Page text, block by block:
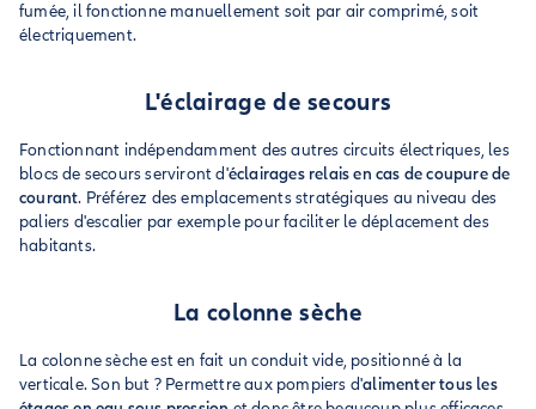
fumée, il fonctionne manuellement soit par air comprimé, soit
électriquement.
L'éclairage de secours
Fonctionnant indépendamment des autres circuits électriques, les
blocs de secours serviront d'éclairages relais en cas de coupure de
courant. Préférez des emplacements stratégiques au niveau des
paliers d'escalier par exemple pour faciliter le déplacement des
habitants.
La colonne sèche
La colonne sèche est en fait un conduit vide, positionné à la
verticale. Son but ? Permettre aux pompiers d'alimenter tous les